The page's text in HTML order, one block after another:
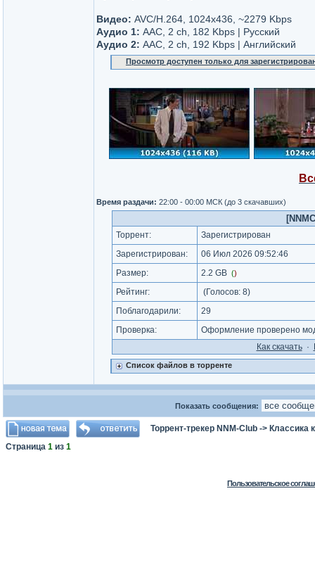
Видео: AVC/H.264, 1024x436, ~2279 Kbps
Аудио 1: AAC, 2 ch, 182 Kbps | Русский
Аудио 2: AAC, 2 ch, 192 Kbps | Английский
Просмотр доступен только для
Время раздачи: 22:00 - 00:00 МСК (до 3 скачавших)
Торрент:
Зарегистрирован
Зарегистрирован:
06 Июл 2026 09:52:46
Размер:
2.2 GB ()
Рейтинг: (Голосов: 8)
Поблагодарили:
29
Проверка:
Оформление проверено
Как cкачать·
Список файлов в торренте
Показать сообщения:
Торрент-трекер NNM-Club -> Классика
Страница 1 из 1
Пользовательское